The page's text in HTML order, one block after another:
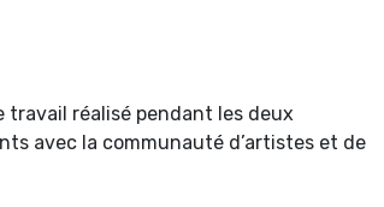
travail réalisé pendant les deux
avec la communauté d’artistes et de